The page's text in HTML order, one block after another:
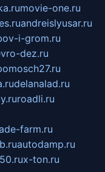
movie-one.ru
andreislyusar.ru
i-grom.ru
dez.ru
delanalad.ru
roadli.ru
farm.ru
autodamp.ru
x-ton.ru